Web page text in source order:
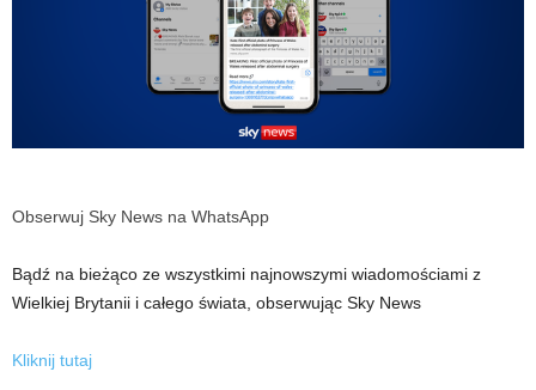
Obserwuj Sky News na WhatsApp
Bądź na bieżąco ze wszystkimi najnowszymi wiadomościami z
Wielkiej Brytanii i całego świata, obserwując Sky News
Kliknij tutaj